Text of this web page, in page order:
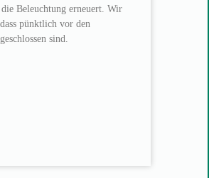
Beleuchtung erneuert. Wir
pünktlich vor den
sind.